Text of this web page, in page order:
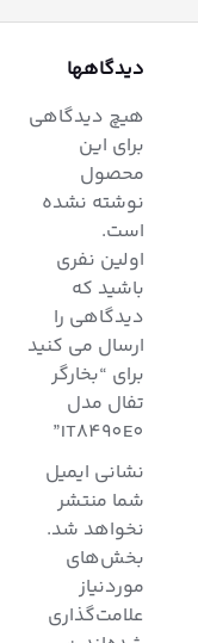
دیدگاهها
هیچ دیدگاهی
برای این
محصول
نوشته نشده
است.
اولین نفری
باشید که
دیدگاهی را
ارسال می کنید
برای “بخارگر
تفال مدل
IT8490E0”
نشانی ایمیل
شما منتشر
نخواهد شد.
بخش‌های
موردنیاز
علامت‌گذاری